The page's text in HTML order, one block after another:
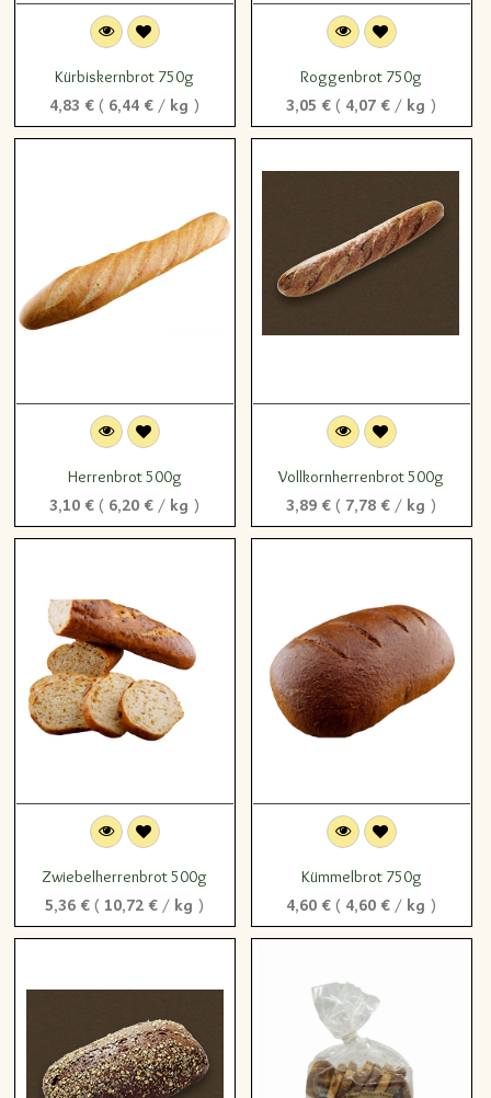
Kürbiskernbrot 750g
4,83 €( 6,44 € / kg )
Roggenbrot 750g
3,05 €( 4,07 € / kg )
Herrenbrot 500g
3,10 €( 6,20 € / kg )
Vollkornherrenbrot 500g
3,89 €( 7,78 € / kg )
Zwiebelherrenbrot 500g
5,36 €( 10,72 € / kg )
Kümmelbrot 750g
4,60 €( 4,60 € / kg )